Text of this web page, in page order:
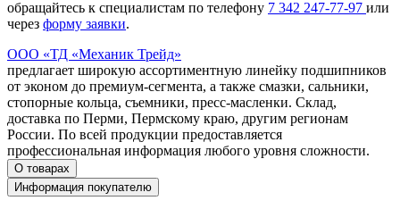
обращайтесь к специалистам по телефону 7 342 247-77-97 или
через форму заявки.
ООО «ТД «Механик Трейд»
предлагает широкую ассортиментную линейку подшипников
от эконом до премиум-сегмента, а также смазки, сальники,
стопорные кольца, съемники, пресс-масленки. Склад,
доставка по Перми, Пермскому краю, другим регионам
России. По всей продукции предоставляется
профессиональная информация любого уровня сложности.
О товарах
Информация покупателю